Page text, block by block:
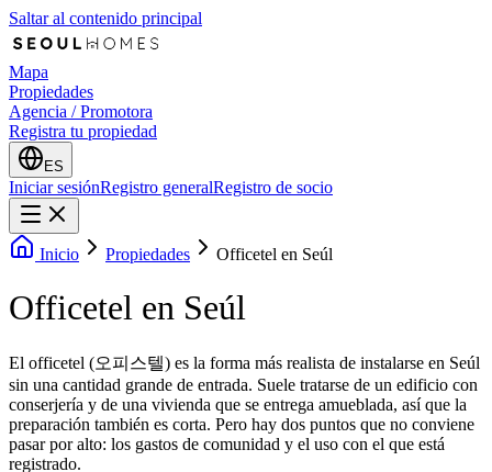
Saltar al contenido principal
Mapa
Propiedades
Agencia / Promotora
Registra tu propiedad
ES
Iniciar sesiónRegistro generalRegistro de socio
Inicio Propiedades Officetel en Seúl
Officetel en Seúl
El officetel (오피스텔) es la forma más realista de instalarse en Seúl
sin una cantidad grande de entrada. Suele tratarse de un edificio con
conserjería y de una vivienda que se entrega amueblada, así que la
preparación también es corta. Pero hay dos puntos que no conviene
pasar por alto: los gastos de comunidad y el uso con el que está
registrado.